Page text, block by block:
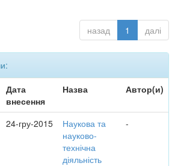
назад 1 далі
Дата
внесення
Назва Автор(и)
24-гру-2015
Наукова та
науково-
технічна
діяльність
-